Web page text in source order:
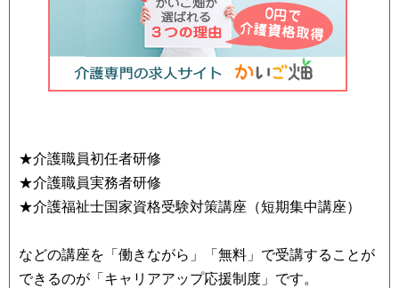
★介護職員初任者研修
★介護職員実務者研修
★介護福祉士国家資格受験対策講座（短期集中講座）
などの講座を「働きながら」「無料」で受講することが
できるのが「キャリアアップ応援制度」です。